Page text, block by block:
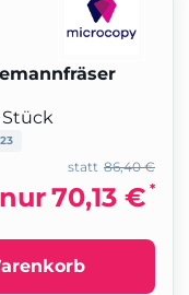
Stück
86,40 €
statt
nur70,13 € *